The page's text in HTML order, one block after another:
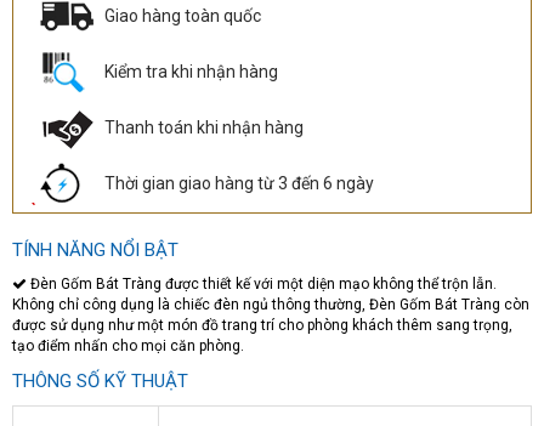
Giao hàng toàn quốc
Kiểm tra khi nhận hàng
Thanh toán khi nhận hàng
Thời gian giao hàng từ 3 đến 6 ngày
TÍNH NĂNG NỔI BẬT
Đèn Gốm Bát Tràng được thiết kế với một diện mạo không thể trộn lẫn.
Không chỉ công dụng là chiếc đèn ngủ thông thường, Đèn Gốm Bát Tràng còn
được sử dụng như một món đồ trang trí cho phòng khách thêm sang trọng,
tạo điểm nhấn cho mọi căn phòng.
THÔNG SỐ KỸ THUẬT